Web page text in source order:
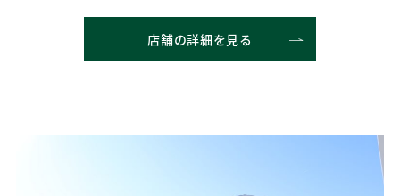
店舗の詳細を見る